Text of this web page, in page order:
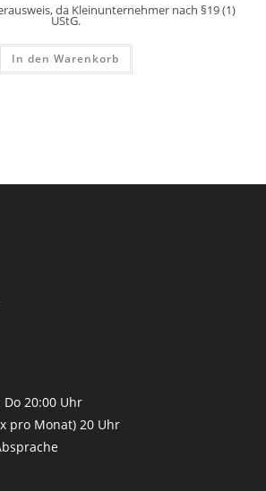
da Kleinunternehmer nach §19 (1)
UStG.
In den Warenkorb
Do 20:00 Uhr
pro Monat) 20 Uhr